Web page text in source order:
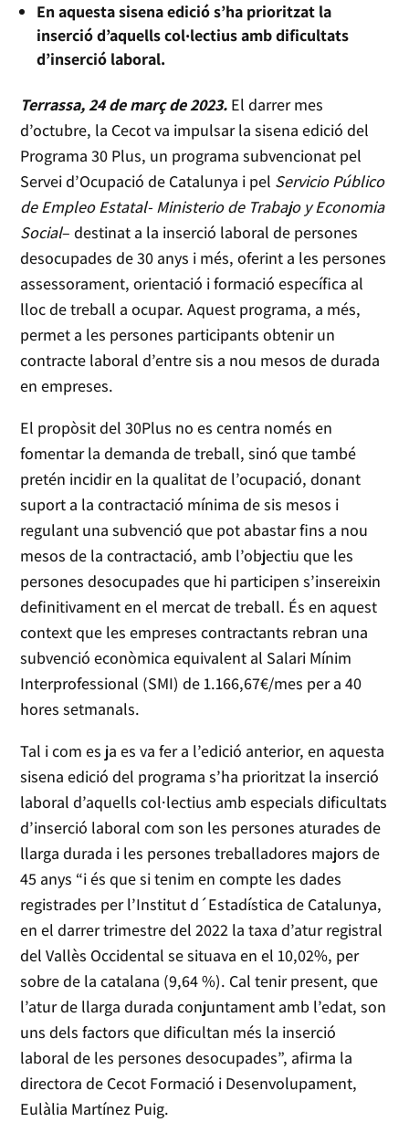
En aquesta sisena edició s’ha prioritzat la
inserció d’aquells col·lectius amb dificultats
d’inserció laboral.
Terrassa, 24 de març de 2023. El darrer mes
d’octubre, la Cecot va impulsar la sisena edició del
Programa 30 Plus, un programa subvencionat pel
Servei d’Ocupació de Catalunya i pel Servicio Público
de Empleo Estatal- Ministerio de Trabajo y Economia
Social– destinat a la inserció laboral de persones
desocupades de 30 anys i més, oferint a les persones
assessorament, orientació i formació específica al
lloc de treball a ocupar. Aquest programa, a més,
permet a les persones participants obtenir un
contracte laboral d’entre sis a nou mesos de durada
en empreses.
El propòsit del 30Plus no es centra només en
fomentar la demanda de treball, sinó que també
pretén incidir en la qualitat de l’ocupació, donant
suport a la contractació mínima de sis mesos i
regulant una subvenció que pot abastar fins a nou
mesos de la contractació, amb l’objectiu que les
persones desocupades que hi participen s’insereixin
definitivament en el mercat de treball. És en aquest
context que les empreses contractants rebran una
subvenció econòmica equivalent al Salari Mínim
Interprofessional (SMI) de 1.166,67€/mes per a 40
hores setmanals.
Tal i com es ja es va fer a l’edició anterior, en aquesta
sisena edició del programa s’ha prioritzat la inserció
laboral d’aquells col·lectius amb especials dificultats
d’inserció laboral com son les persones aturades de
llarga durada i les persones treballadores majors de
45 anys “i és que si tenim en compte les dades
registrades per l’Institut d´Estadística de Catalunya,
en el darrer trimestre del 2022 la taxa d’atur registral
del Vallès Occidental se situava en el 10,02%, per
sobre de la catalana (9,64 %). Cal tenir present, que
l’atur de llarga durada conjuntament amb l’edat, son
uns dels factors que dificultan més la inserció
laboral de les persones desocupades”, afirma la
directora de Cecot Formació i Desenvolupament,
Eulàlia Martínez Puig.